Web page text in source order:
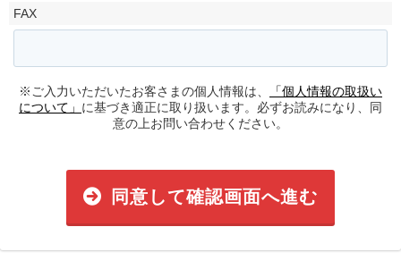
FAX
※ご入力いただいたお客さまの個人情報は、
「個人情報の取扱い
について」 に基づき適正に取り扱います。必ずお読みになり、同
意の上お問い合わせください。
同意して確認画面へ進む